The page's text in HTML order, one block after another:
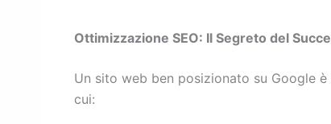
Ottimizzazione SEO: Il Segreto del
Un sito web ben posizionato su Google
cui: